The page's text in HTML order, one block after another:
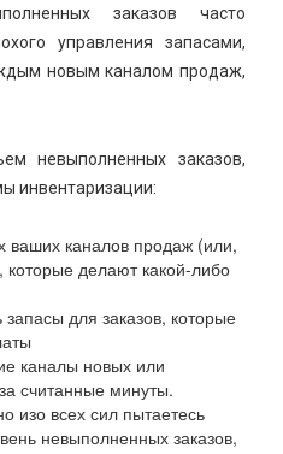
заказов часто
управления запасами,
новым каналом продаж,
невыполненных заказов,
инвентаризации:
ваших каналов продаж (или,
которые делают какой-либо
для заказов, которые
каналы новых или
считанные минуты.
изо всех сил пытаетесь
невыполненных заказов,